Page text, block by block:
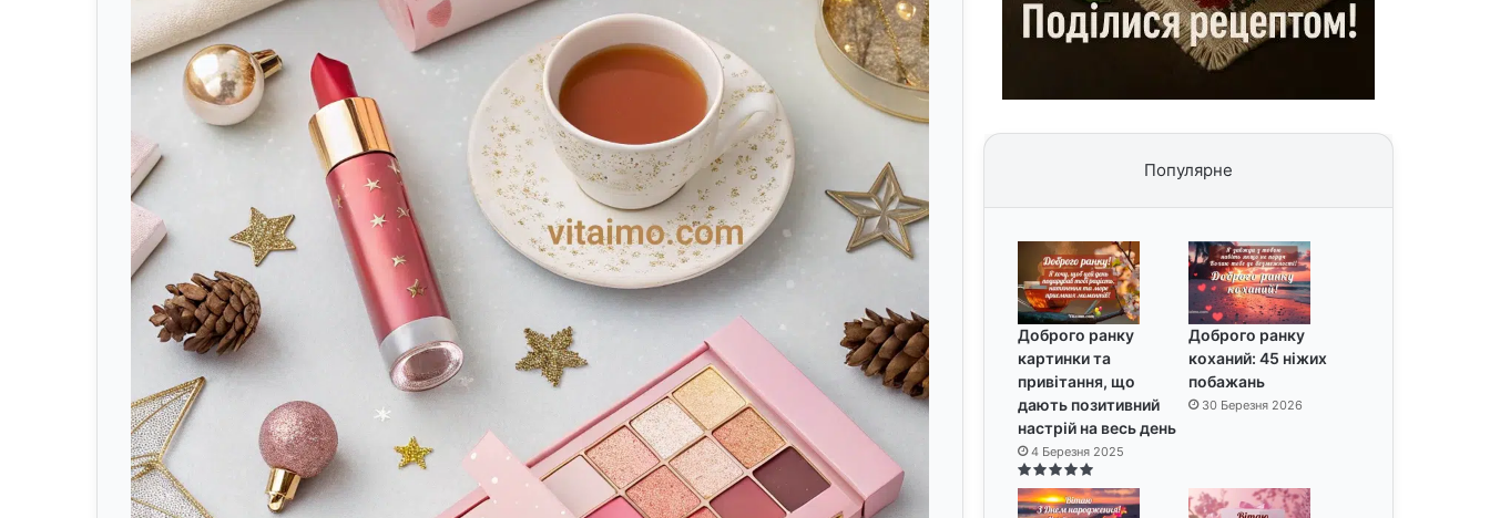
Популярне
Доброго ранку
картинки та
привітання, що
дають позитивний
настрій на весь день
4 Березня 2025
Доброго ранку
коханий: 45 ніжих
побажань
30 Березня 2026